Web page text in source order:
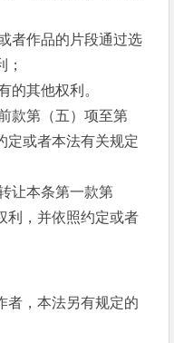
作品的片段通过选
其他权利。
第（五）项至第
定或者本法有关规定
本条第一款第
利，并依照约定或者
，本法另有规定的